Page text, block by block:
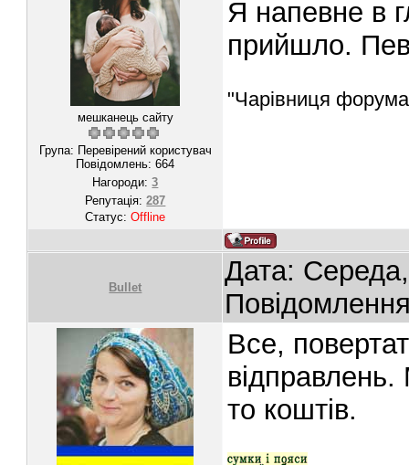
мешканець сайту
Група: Перевірений користувач
Повідомлень:664
Нагороди:3
Репутація:287
Статус:Offline
Я напевне в
прийшло.
"Чарівниця
Bullet
Дата:
Все,
то коштів.